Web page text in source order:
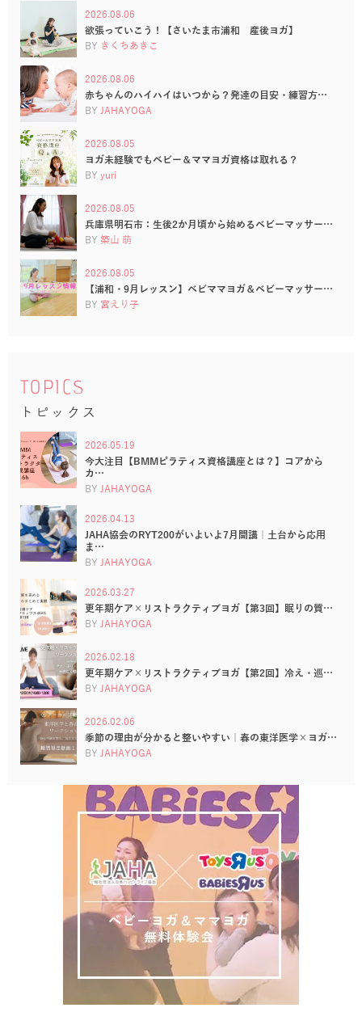
2026.08.06
欲張っていこう！【さいたま市浦和 産後ヨガ】
BY きくちあきこ
2026.08.06
赤ちゃんのハイハイはいつから？発達の目安・練習方…
BY JAHAYOGA
2026.08.05
ヨガ未経験でもベビー＆ママヨガ資格は取れる？
BY yuri
2026.08.05
兵庫県明石市：生後2か月頃から始めるベビーマッサー…
BY 築山 萌
2026.08.05
【浦和・9月レッスン】ベビママヨガ＆ベビーマッサー…
BY 宮えり子
TOPICS
トピックス
2026.05.19
今大注目【BMMピラティス資格講座とは？】コアから
カ…
BY JAHAYOGA
2026.04.13
JAHA協会のRYT200がいよいよ7月開講｜土台から応用
ま…
BY JAHAYOGA
2026.03.27
更年期ケア×リストラクティブヨガ【第3回】眠りの質…
BY JAHAYOGA
2026.02.18
更年期ケア×リストラクティブヨガ【第2回】冷え・巡…
BY JAHAYOGA
2026.02.06
季節の理由が分かると整いやすい｜春の東洋医学×ヨガ…
BY JAHAYOGA